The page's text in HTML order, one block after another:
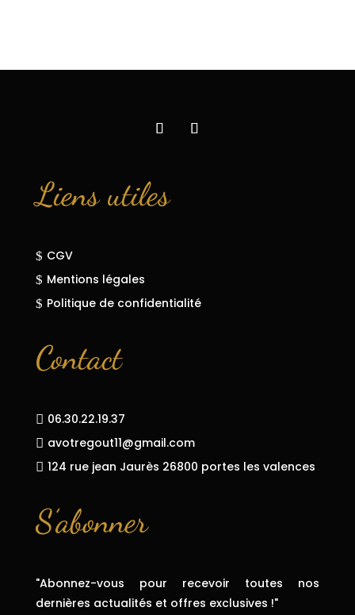
Liens utiles
$ CGV
$ Mentions légales
$ Politique de confidentialité
Contact
 06.30.22.19.37
 avotregout11@gmail.com
 124 rue jean Jaurès 26800 portes les valences
S’abonner
"Abonnez-vous pour recevoir toutes nos
dernières actualités et offres exclusives !"